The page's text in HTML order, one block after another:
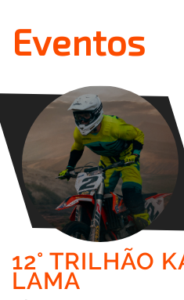
Eventos
12° TRILHÃO
LAMA